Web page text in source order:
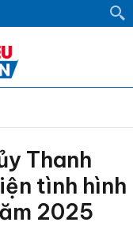
Thanh
tình hình
2025